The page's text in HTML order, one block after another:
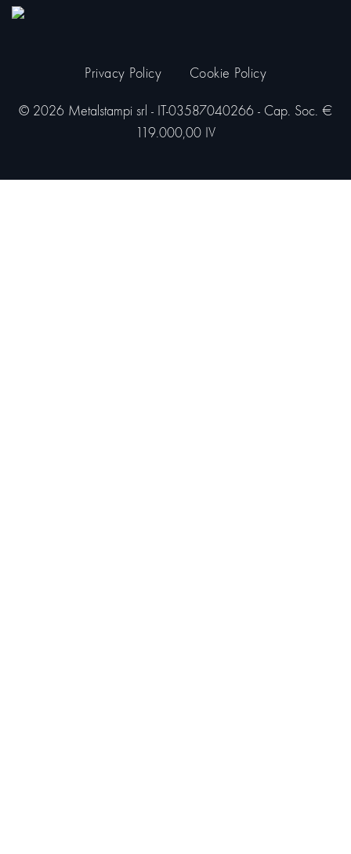
© 2026 Metalstampi srl - IT-03587040266 - Cap. Soc. €
119.000,00 IV
Privacy Policy Cookie Policy